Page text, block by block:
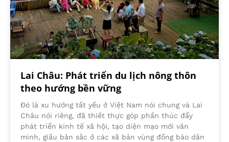
Lai Châu: Phát triển du lịch nông thôn
theo hướng bền vững
Đó là xu hướng tất yếu ở Việt Nam nói chung và Lai
Châu nói riêng, đã thiết thực góp phần thúc đẩy
phát triển kinh tế xã hội, tạo diện mạo mới văn
minh, giầu bản sắc ở các xã bản vùng đồng bào dân